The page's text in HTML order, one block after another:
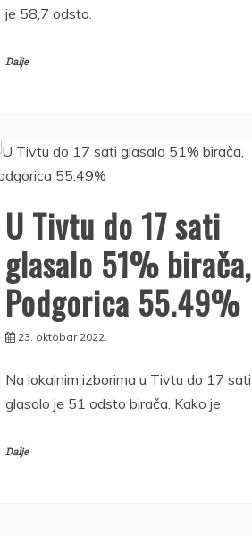
je 58,7 odsto.
Dalje
U Tivtu do 17 sati
glasalo 51% birača,
Podgorica 55.49%
23. oktobar 2022.
Na lokalnim izborima u Tivtu do 17 sati
glasalo je 51 odsto birača. Kako je
Dalje